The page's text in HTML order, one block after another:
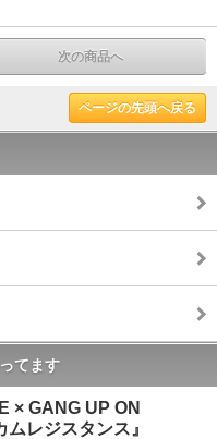
次の商品へ
ページの先頭へ戻る
てます
× GANG UP ON
レジスタンス』